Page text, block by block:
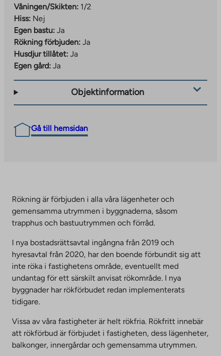
Våningen/Skikten: 1/2
Hiss: Nej
Egen bastu: Ja
Rökning förbjuden: Ja
Husdjur tillåtet: Ja
Egen gård: Ja
Objektinformation
Gå till hemsidan
Rökning är förbjuden i alla våra lägenheter och
gemensamma utrymmen i byggnaderna, såsom
trapphus och bastuutrymmen och förråd.
I nya bostadsrättsavtal ingångna från 2019 och
hyresavtal från 2020, har den boende förbundit sig att
inte röka i fastighetens område, eventuellt med
undantag för ett särskilt anvisat rökområde. I nya
byggnader har rökförbudet redan implementerats
tidigare.
Vissa av våra fastigheter är helt rökfria. Rökfritt innebär
att rökförbud är förbjudet i fastigheten, dess lägenheter,
balkonger, innergårdar och gemensamma utrymmen.